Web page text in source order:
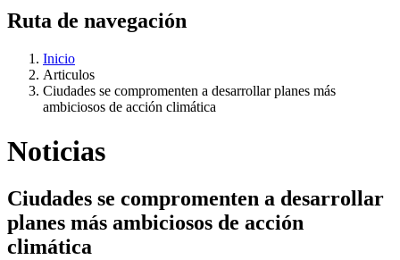
Ruta de navegación
Inicio
Articulos
Ciudades se compromenten a desarrollar planes más
ambiciosos de acción climática
Noticias
Ciudades se compromenten a desarrollar
planes más ambiciosos de acción
climática